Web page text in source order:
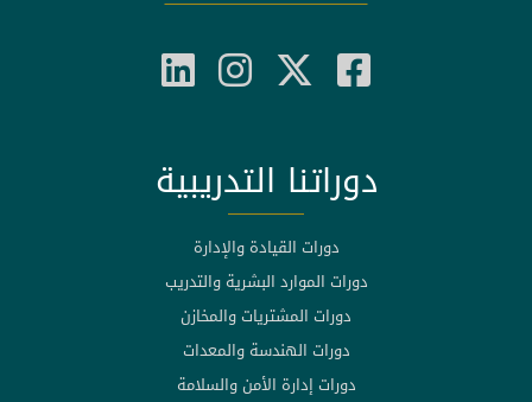
دوراتنا التدريبية
دورات القيادة والإدارة
دورات الموارد البشرية والتدريب
دورات المشتريات والمخازن
دورات الهندسة والمعدات
دورات إدارة الأمن والسلامة